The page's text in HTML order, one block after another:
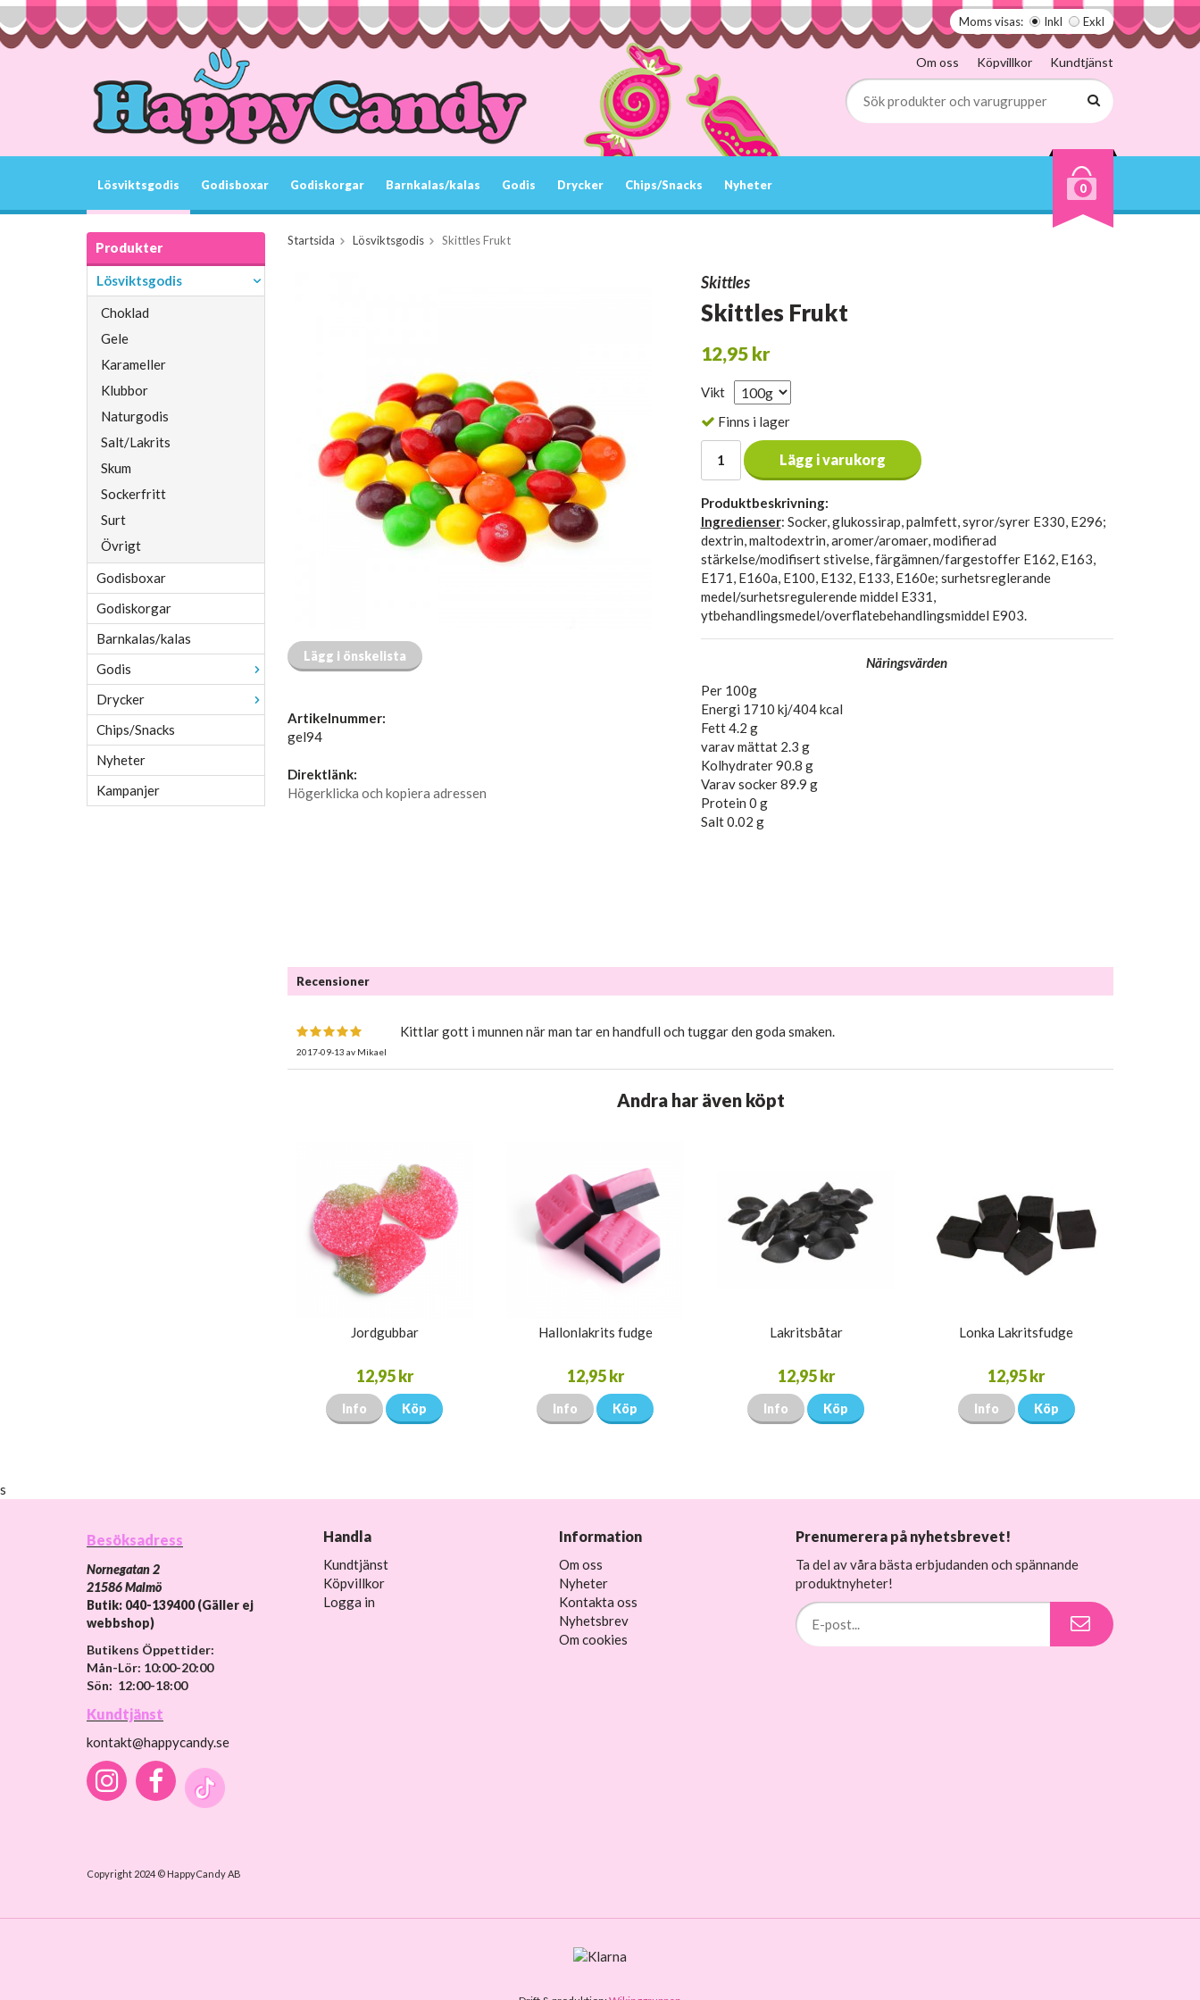
Moms visas: Inkl Exkl
Om oss Köpvillkor Kundtjänst
Lösviktsgodis Godisboxar Godiskorgar Barnkalas/kalas Godis Drycker Chips/Snacks Nyheter 0
Produkter
Lösviktsgodis
Choklad
Gele
Karameller
Klubbor
Naturgodis
Salt/Lakrits
Skum
Sockerfritt
Surt
Övrigt
Godisboxar
Godiskorgar
Barnkalas/kalas
Godis
Drycker
Chips/Snacks
Nyheter
Kampanjer
Startsida Lösviktsgodis Skittles Frukt
Skittles
Skittles Frukt
12,95 kr
Vikt
Finns i lager
Lägg i varukorg
Produktbeskrivning:
Ingredienser: Socker, glukossirap, palmfett, syror/syrer E330, E296;
dextrin, maltodextrin, aromer/aromaer, modifierad
stärkelse/modifisert stivelse, färgämnen/fargestoffer E162, E163,
E171, E160a, E100, E132, E133, E160e; surhetsreglerande
medel/surhetsregulerende middel E331,
ytbehandlingsmedel/overflatebehandlingsmiddel E903.
Näringsvärden
Per 100g
Energi 1710 kj/404 kcal
Fett 4.2 g
varav mättat 2.3 g
Kolhydrater 90.8 g
Varav socker 89.9 g
Protein 0 g
Salt 0.02 g
Lägg i önskelista
Artikelnummer:
gel94
Direktlänk:
Högerklicka och kopiera adressen
Recensioner
2017-09-13 av Mikael
Kittlar gott i munnen när man tar en handfull och tuggar den goda smaken.
Andra har även köpt
Jordgubbar
12,95 kr
Info Köp
Hallonlakrits fudge
12,95 kr
Info Köp
Lakritsbåtar
12,95 kr
Info Köp
Lonka Lakritsfudge
12,95 kr
Info Köp
s
Besöksadress
Nornegatan 2
21586 Malmö
Butik: 040-139400 (Gäller ej
webbshop)
Butikens Öppettider:
Mån-Lör: 10:00-20:00
Sön: 12:00-18:00
Kundtjänst
kontakt@happycandy.se
Copyright 2024 © HappyCandy AB
Handla
Kundtjänst
Köpvillkor
Logga in
Information
Om oss
Nyheter
Kontakta oss
Nyhetsbrev
Om cookies
Prenumerera på nyhetsbrevet!
Ta del av våra bästa erbjudanden och spännande
produktnyheter!